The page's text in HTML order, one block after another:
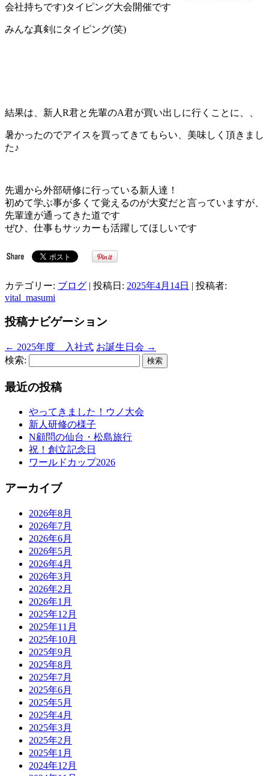
会社持ちです)タイピング大会開催です
みんな真剣にタイピング(笑)
結果は、新人R君と先輩のA君が買い出しに行くことに、、
暑かったのでアイスを買ってきてもらい、美味しく頂きまし
た♪
先週から外部研修に行っている新人達！
初めて学ぶ事が多くて覚えるのが大変だと言っていますが、
先輩達が通ってきた道です
ぜひ、仕事もサッカーも活躍してほしいです
カテゴリー: ブログ | 投稿日: 2025年4月14日 | 投稿者:
vital_masumi
投稿ナビゲーション
← 2025年度 入社式 お誕生日会 →
検索:
最近の投稿
やってきました！ウノ大会
新人研修の様子
N顧問の仙台・松島旅行
祝！創立記念日
ワールドカップ2026
アーカイブ
2026年8月
2026年7月
2026年6月
2026年5月
2026年4月
2026年3月
2026年2月
2026年1月
2025年12月
2025年11月
2025年10月
2025年9月
2025年8月
2025年7月
2025年6月
2025年5月
2025年4月
2025年3月
2025年2月
2025年1月
2024年12月